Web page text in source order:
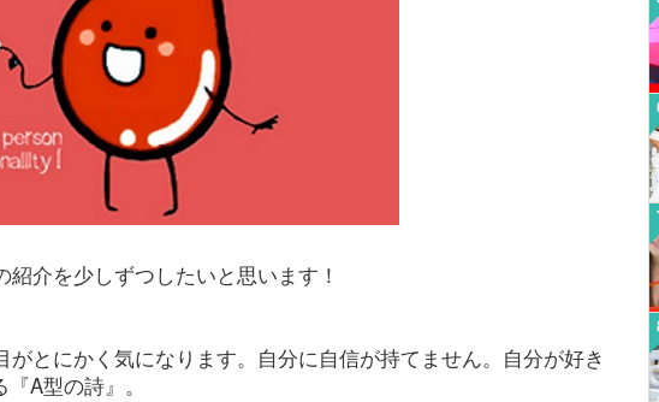
介を少しずつしたいと思います！
がとにかく気になります。自分に自信が持てません。自分が好き
A型の詩』。